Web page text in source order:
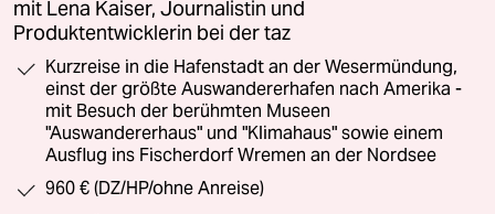
mit Lena Kaiser, Journalistin und
Produktentwicklerin bei der taz
Kurzreise in die Hafenstadt an der Wesermündung,
einst der größte Auswandererhafen nach Amerika -
mit Besuch der berühmten Museen
"Auswandererhaus" und "Klimahaus" sowie einem
Ausflug ins Fischerdorf Wremen an der Nordsee
960 € (DZ/HP/ohne Anreise)